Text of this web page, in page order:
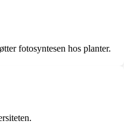
fotosyntesen hos planter.